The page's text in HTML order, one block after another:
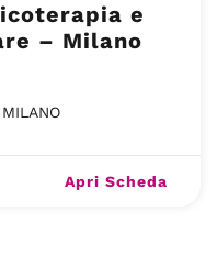
– Milano
Apri Scheda